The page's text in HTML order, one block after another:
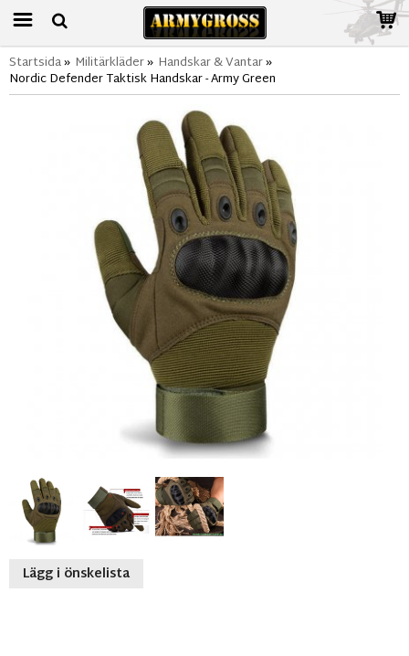
Startsida» Militärkläder» Handskar & Vantar»
Nordic Defender Taktisk Handskar - Army Green
Lägg i önskelista